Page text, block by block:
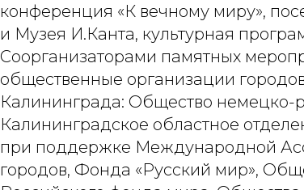
конференция «К вечному миру»,
и Музея И.Канта, культурная
Соорганизаторами памятных
общественные организации
Калининграда: Общество немецко-
Калининградское областное
при поддержке Международной
городов, Фонда «Русский мир»,